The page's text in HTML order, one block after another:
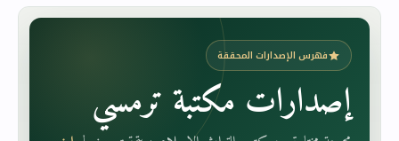
فهرس الإصدارات المحققة
إصدارات مكتبة ترمسي